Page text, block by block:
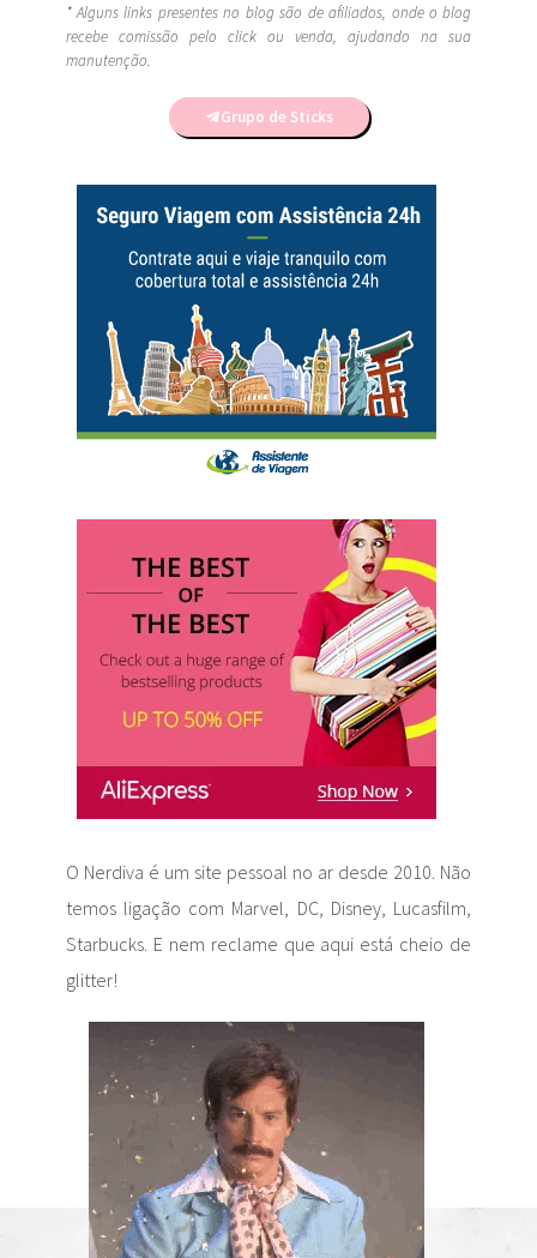
* Alguns links presentes no blog são de afiliados, onde o blog
recebe comissão pelo click ou venda, ajudando na sua
manutenção.
Grupo de Sticks
O Nerdiva é um site pessoal no ar desde 2010. Não
temos ligação com Marvel, DC, Disney, Lucasfilm,
Starbucks. E nem reclame que aqui está cheio de
glitter!